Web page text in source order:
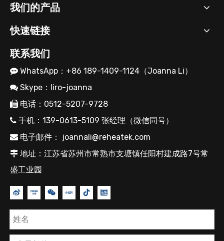
我们的产品
快速链接
联系我们
 WhatsApp：+86 189-1409-1124（Joanna Li）
 Skype：liro-joanna
 电话：0512-5207-9728
 手机：139-0613-5109 张经理（微信同号）
 电子邮件： joannali@reheatek.com
 地址：江苏省苏州市常熟市支塘镇任阳村建成路7号常
盛工业园